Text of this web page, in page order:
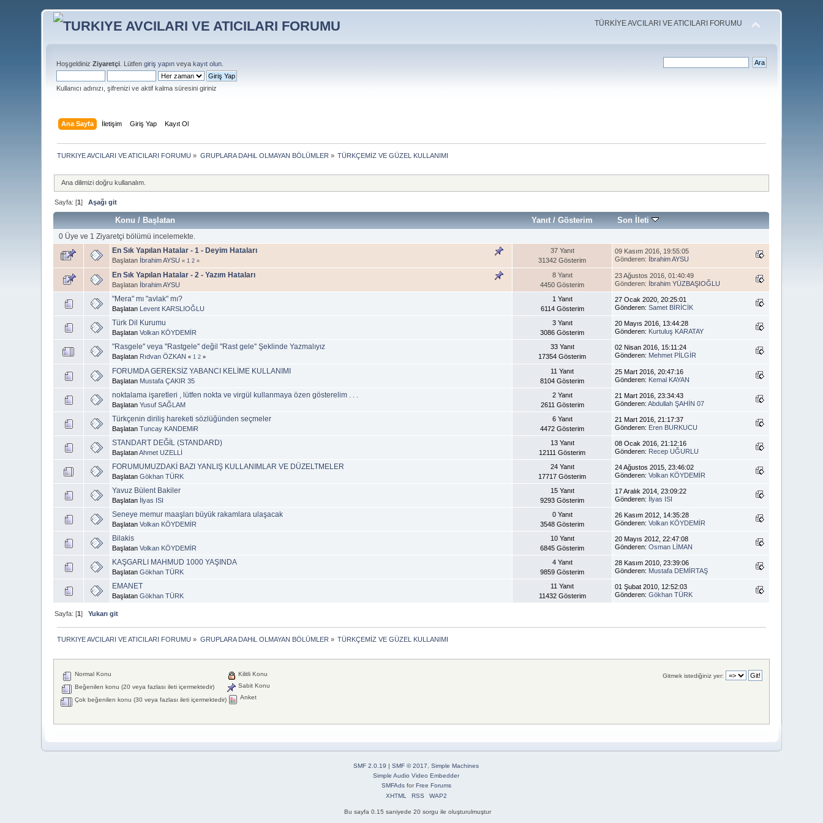
TÜRKİYE AVCILARI VE ATICILARI FORUMU
HoşgeldinizZiyaretçi . Lütfengiriş yapın veyakayıt olun
Kullanıcı adınızı, şifrenizi ve aktif kalma süresini giriniz
Ana Sayfa İletişim Giriş Yap Kayıt Ol
TURKIYE AVCILARI VE ATICILARI FORUMU » GRUPLARA DAHiL OLMAYAN BÖLÜMLER » TÜRKÇEMİZ VE GÜZEL KULLANIMI
Ana dilimizi doğru kullanalım.
Sayfa: [1]Aşağı git
Konu / Başlatan Yanıt/ Gösterim Son İleti
0 Üye ve 1 Ziyaretçi bölümü incelemekte.
En Sık Yapılan Hatalar - 1 - Deyim Hataları
Başlatan İbrahim AYSU « 1 2 »
37 Yanıt
31342 Gösterim
09 Kasım 2016, 19:55:05
Gönderen: İbrahim AYSU
En Sık Yapılan Hatalar - 2 - Yazım Hataları
Başlatan İbrahim AYSU
8 Yanıt
4450 Gösterim
23 Ağustos 2016, 01:40:49
Gönderen: İbrahim YÜZBAŞIOĞLU
"Mera" mı "avlak" mı?
Başlatan Levent KARSLIOĞLU
1 Yanıt
6114 Gösterim
27 Ocak 2020, 20:25:01
Gönderen:Samet BİRİCİK
Türk Dil Kurumu
BaşlatanVolkan KÖYDEMİR
3 Yanıt
3086 Gösterim
20 Mayıs 2016, 13:44:28
Gönderen: Kurtuluş KARATAY
''Rasgele'' veya ''Rastgele'' değil ''Rast gele'' Şeklinde Yazmalıyız
Başlatan Rıdvan ÖZKAN « 1 2 »
33 Yanıt
17354 Gösterim
02 Nisan 2016, 15:11:24
Gönderen: Mehmet PİLGİR
FORUMDA GEREKSİZ YABANCI KELİME KULLANIMI
Başlatan Mustafa ÇAKIR 35
11 Yanıt
8104 Gösterim
25 Mart 2016, 20:47:16
Gönderen: Kemal KAYAN
noktalama işaretleri , lütfen nokta ve virgül kullanmaya özen gösterelim . . .
BaşlatanYusuf SAĞLAM
2 Yanıt
2611 Gösterim
21 Mart 2016, 23:34:43
Gönderen:Abdullah ŞAHİN 07
Türkçenin diriliş hareketi sözlüğünden seçmeler
BaşlatanTuncay KANDEMiR
6 Yanıt
4472 Gösterim
21 Mart 2016, 21:17:37
Gönderen: Eren BURKUCU
STANDART DEĞİL (STANDARD)
BaşlatanAhmet UZELLİ
13 Yanıt
12111 Gösterim
08 Ocak 2016, 21:12:16
Gönderen: Recep UĞURLU
FORUMUMUZDAKİ BAZI YANLIŞ KULLANIMLAR VE DÜZELTMELER
BaşlatanGökhan TÜRK
24 Yanıt
17717 Gösterim
24 Ağustos 2015, 23:46:02
Gönderen:Volkan KÖYDEMİR
Yavuz Bülent Bakiler
Başlatan İlyas ISI
15 Yanıt
9293 Gösterim
17 Aralık 2014, 23:09:22
Gönderen: İlyas ISI
Seneye memur maaşları büyük rakamlara ulaşacak
BaşlatanVolkan KÖYDEMİR
0 Yanıt
3548 Gösterim
26 Kasım 2012, 14:35:28
Gönderen:Volkan KÖYDEMİR
Bilakis
BaşlatanVolkan KÖYDEMİR
10 Yanıt
6845 Gösterim
20 Mayıs 2012, 22:47:08
Gönderen:Osman LİMAN
KAŞGARLI MAHMUD 1000 YAŞINDA
BaşlatanGökhan TÜRK
4 Yanıt
9859 Gösterim
28 Kasım 2010, 23:39:06
Gönderen: Mustafa DEMİRTAŞ
EMANET
BaşlatanGökhan TÜRK
11 Yanıt
11432 Gösterim
01 Şubat 2010, 12:52:03
Gönderen:Gökhan TÜRK
Sayfa: [1]Yukarı git
TURKIYE AVCILARI VE ATICILARI FORUMU » GRUPLARA DAHiL OLMAYAN BÖLÜMLER » TÜRKÇEMİZ VE GÜZEL KULLANIMI
Gitmek istediğiniz yer:
Normal Konu
Beğenilen konu (20 veya fazlası ileti içermektedir)
Çok beğenilen konu (30 veya fazlası ileti içermektedir)
Kilitli Konu
Sabit Konu
Anket
SMF 2.0.19 | SMF © 2017
Simple Machines
Simple Audio Video Embedder
SMFAdsforFree Forums
XHTML
RSS WAP2
Bu sayfa 0.15 saniyede 20 sorgu ile oluşturulmuştur